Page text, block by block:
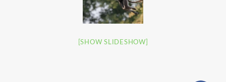
[SHOW SLIDESHOW]